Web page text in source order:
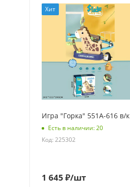
Хит
Игра "Горка" 551A-616 в/к
Есть в наличии: 20
Код: 225302
1 645 ₽/шт